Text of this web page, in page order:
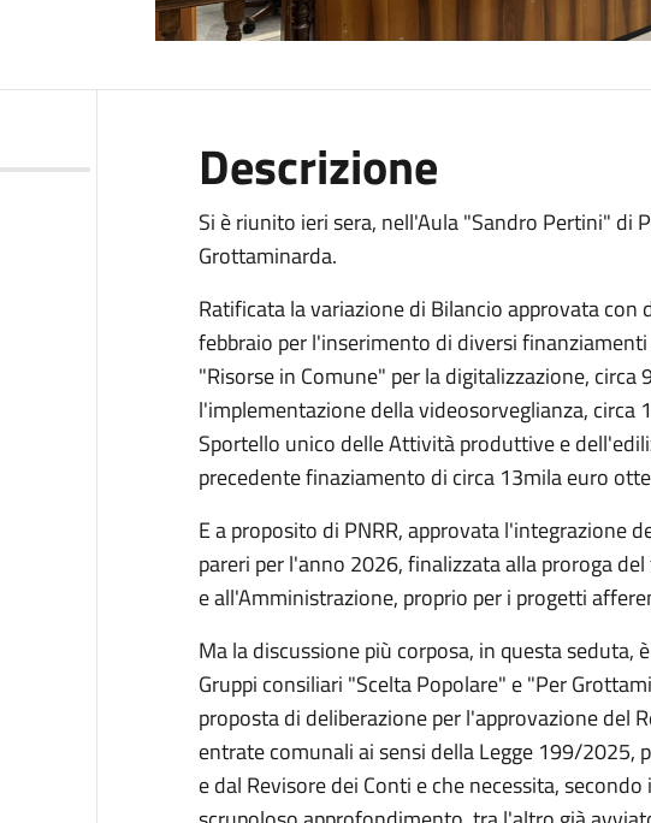
Descrizione
Si è riunito ieri sera, nell'Aula "Sandro Pertini" di
Grottaminarda.
Ratificata la variazione di Bilancio approvata
febbraio per l'inserimento di diversi
"Risorse in Comune" per la digitalizzazione,
l'implementazione della videosorveglianza, circa
Sportello unico delle Attività produttive e
precedente finaziamento di circa 13mila euro
E a proposito di PNRR, approvata l'integrazione
pareri per l'anno 2026, finalizzata alla proroga
e all'Amministrazione, proprio per i progetti
Ma la discussione più corposa, in questa
Gruppi consiliari "Scelta Popolare" e "Per
proposta di deliberazione per l'approvazione del
entrate comunali ai sensi della Legge 199/
e dal Revisore dei Conti e che necessita,